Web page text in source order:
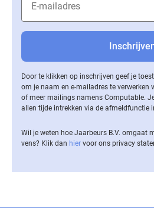
Door te klikken op inschrijven geef je
om je naam en e-mailadres te verwerken
of meer mailings namens Computable.
allen tijde intrekken via de af­meld­func­tie
Wil je weten hoe Jaarbeurs B.V. omgaat
vens? Klik dan hier voor ons privacy